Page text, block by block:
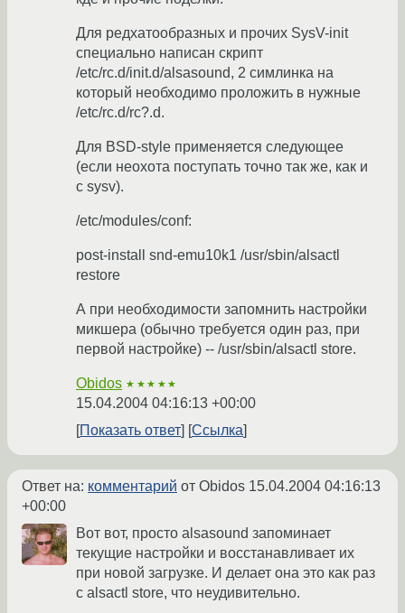
Для редхатообразных и прочих SysV-init
специально написан скрипт
/etc/rc.d/init.d/alsasound, 2 симлинка на
который необходимо проложить в нужные
/etc/rc.d/rc?.d.
Для BSD-style применяется следующее
(если неохота поступать точно так же, как и
с sysv).
/etc/modules/conf:
post-install snd-emu10k1 /usr/sbin/alsactl
restore
А при необходимости запомнить настройки
микшера (обычно требуется один раз, при
первой настройке) -- /usr/sbin/alsactl store.
Obidos ★★★★★
15.04.2004 04:16:13 +00:00
Показать ответ
Ссылка
Ответ на: комментарий от Obidos 15.04.2004 04:16:13
+00:00
Вот вот, просто alsasound запоминает
текущие настройки и восстанавливает их
при новой загрузке. И делает она это как раз
с alsactl store, что неудивительно.